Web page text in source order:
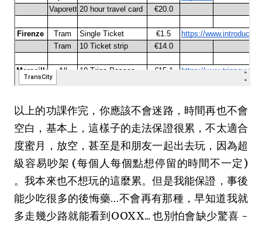
以上的功課作完，你應該不會迷路，時間再也不會
空白，基本上，這樣子的走法保證很累，不太適合
度蜜月，放空，甚至是和朋友一起出去玩，因為超
級容易吵架 (每個人每個點想停留的時間不一定)
。我本來也不想玩的這麼累。但是我能保證，事後
能少吃很多的後悔藥…不會再有那種，早知道我就
多走幾少路就能看到OOXX... 也別怕會缺少驚喜 -